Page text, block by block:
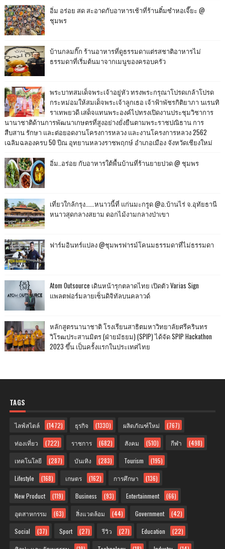
อิ่ม อร่อย สด สะอาดกับอาหารเช้าที่ร้านติ๋มซำหอเจี๊ยะ @
ชุมพร
บ้านกลมกิ๊ก ร้านอาหารที่ดูธรรมดาแต่รสชาติอาหารไม่
ธรรมดาที่เริ่มต้นมาจากเมนูของครอบครัว
พระบาทสมเด็จพระเจ้าอยู่หัว ทรงพระกรุณาโปรดเกล้าโปรด
กระหม่อมให้สมเด็จพระเจ้าลูกเธอ เจ้าฟ้าพัชรกิติยาภา นเรนทิ
ราเทพยวดี เสด็จแทนพระองค์ไปทรงเปิดงานประชุมวิชาการ
นานาชาติด้านการพัฒนาเกษตรที่สูงอย่างยั่งยืนตามพระราชปณิธาน การ
สืบสาน รักษา และต่อยอดงานโครงการหลวง และงานโครงการหลวง 2562
เฉลิมฉลองครบ 50 ปีณ อุทยานหลวงราชพฤกษ์ อำเภอเมือง จังหวัดเชียงใหม่
อิ่ม..อร่อย กับอาหารใต้พื้นบ้านที่ร้านยายปวด @ ชุมพร
เที่ยวใกล้กรุง......หนาวนี้ที่ แก่นมะกรูด @อ.บ้านไร่ จ.อุทัยธานี
หนาวสุดกลางสยาม ดอกไม้งามกลางป่าเขา
ฟาร์มอินทร์แปลง @ชุมพรฟารม์โคนมธรรมดาที่ไม่ธรรมดา
Atom Outsource เดินหน้ารุกตลาดไทย เปิดตัว Varias Sign
แพลตฟอร์มลายเซ็นดิจิทัลบนคลาวด์
หลักสูตรนานาชาติ โรงเรียนสาธิตมหาวิทยาลัยศรีครินทร
วิโรฒประสานมิตร (ฝ่ายมัธยม) (SPIP) ได้จัด SPIP Hackathon
2023 ขึ้น เป็นครั้งแรกในประเทศไทย
TAGS
ไลฟ์สไตล์ (1472) ธุรกิจ (1330) ผลิตภัณฑ์ใหม่ (767)
ท่องเที่ยว (722) ราชการ (682) สังคม (510) กีฬา (498)
เทคโนโลยี (287) บันเทิง (283) Tourism (195)
Lifestyle (168) เกษตร (162) การศึกษา (136)
New Product (119) Business (93) Entertainment (66)
อุตสาหกรรม (63) สิ่งแวดล้อม (44) Government (42)
Social (37) Sport (27) รีวิว (27) Education (22)